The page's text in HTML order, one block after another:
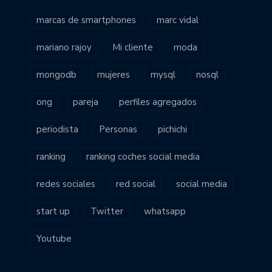
marcas de smartphones marc vidal
mariano rajoy Mi cliente moda
mongodb mujeres mysql nosql
ong pareja perfiles agregados
periodista Personas pichichi
ranking ranking coches social media
redes sociales red social social media
start up Twitter whatsapp
Youtube